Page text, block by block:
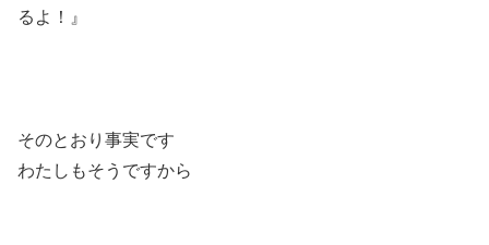
るよ！』
そのとおり事実です
わたしもそうですから